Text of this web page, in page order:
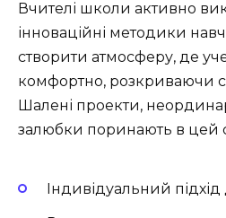
Вчителі школи активно
інноваційні методики
створити атмосферу, де
комфортно, розкриваючи
Шалені проекти,
залюбки поринають в цей
Індивідуальний